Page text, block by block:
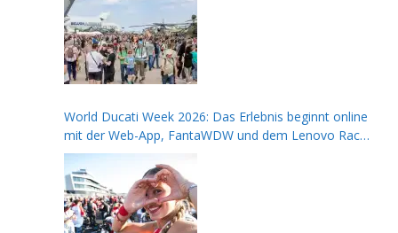
World Ducati Week 2026: Das Erlebnis beginnt online
mit der Web-App, FantaWDW und dem Lenovo Race
of Champions Contest